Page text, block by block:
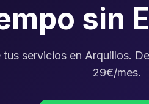
sin
servicios en Arquillos.
29€/mes.